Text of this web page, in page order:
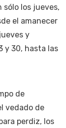
sólo los jueves,
el amanecer
y
y 30, hasta las
de
vedado de
perdiz, los